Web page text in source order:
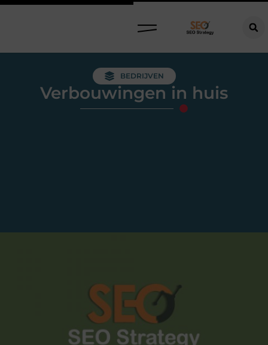
BEDRIJVEN
Verbouwingen in huis